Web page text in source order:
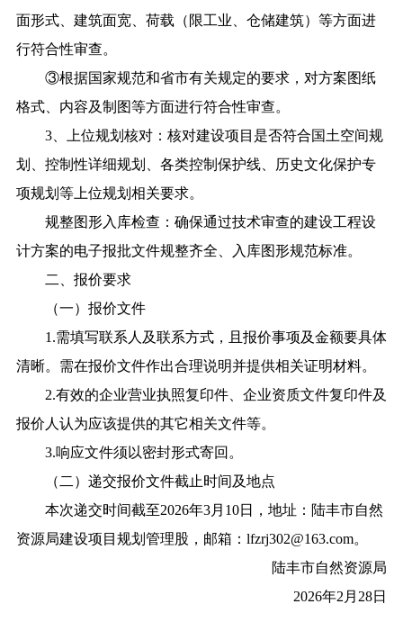
面形式、建筑面宽、荷载（限工业、仓储建筑）等方面进
行符合性审查。
③根据国家规范和省市有关规定的要求，对方案图纸
格式、内容及制图等方面进行符合性审查。
3、上位规划核对：核对建设项目是否符合国土空间规
划、控制性详细规划、各类控制保护线、历史文化保护专
项规划等上位规划相关要求。
规整图形入库检查：确保通过技术审查的建设工程设
计方案的电子报批文件规整齐全、入库图形规范标准。
二、报价要求
（一）报价文件
1.需填写联系人及联系方式，且报价事项及金额要具体
清晰。需在报价文件作出合理说明并提供相关证明材料。
2.有效的企业营业执照复印件、企业资质文件复印件及
报价人认为应该提供的其它相关文件等。
3.响应文件须以密封形式寄回。
（二）递交报价文件截止时间及地点
本次递交时间截至2026年3月10日，地址：陆丰市自然
资源局建设项目规划管理股，邮箱：lfzrj302@163.com。
陆丰市自然资源局
2026年2月28日